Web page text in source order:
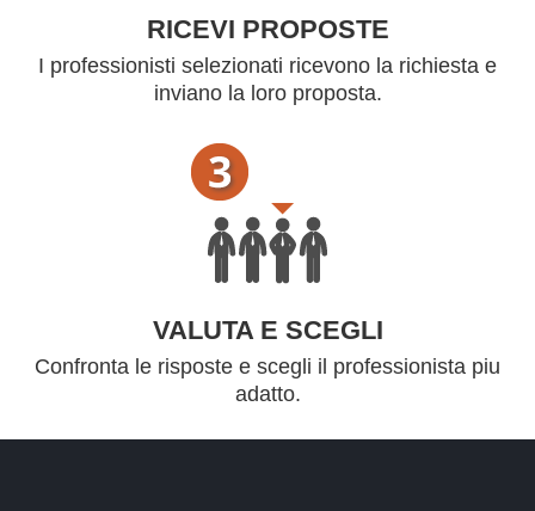
RICEVI PROPOSTE
I professionisti selezionati ricevono la richiesta e
inviano la loro proposta.
VALUTA E SCEGLI
Confronta le risposte e scegli il professionista piu
adatto.